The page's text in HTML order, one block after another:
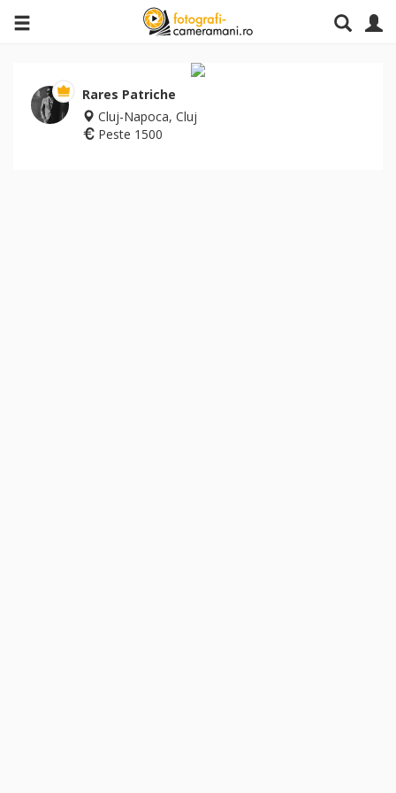
Rares Patriche
Cluj-Napoca, Cluj
Peste 1500